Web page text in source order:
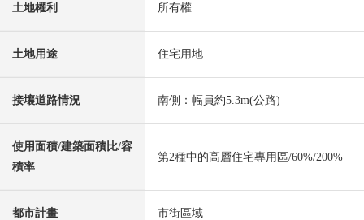
土地權利 所有權
土地用途 住宅用地
接壤道路情況 南側：幅員約5.3m(公路)
使用面積/建築面積比/容
積率
第2種中的高層住宅專用區/60%/200%
都市計畫 市街區域